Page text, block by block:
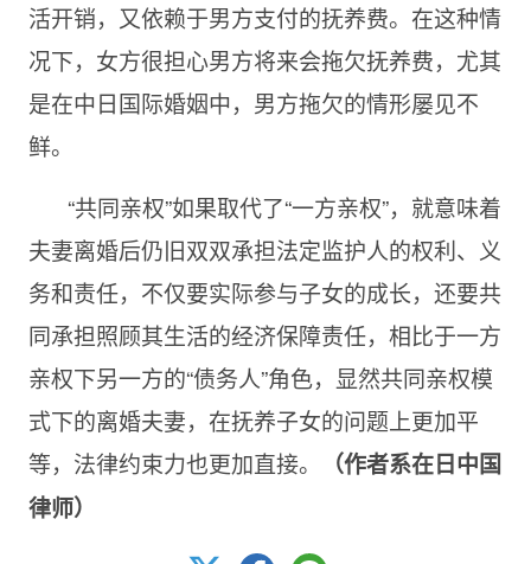
活开销，又依赖于男方支付的抚养费。在这种情
况下，女方很担心男方将来会拖欠抚养费，尤其
是在中日国际婚姻中，男方拖欠的情形屡见不
鲜。
“共同亲权”如果取代了“一方亲权”，就意味着
夫妻离婚后仍旧双双承担法定监护人的权利、义
务和责任，不仅要实际参与子女的成长，还要共
同承担照顾其生活的经济保障责任，相比于一方
亲权下另一方的“债务人”角色，显然共同亲权模
式下的离婚夫妻，在抚养子女的问题上更加平
等，法律约束力也更加直接。
（作者系在日中国
律师）